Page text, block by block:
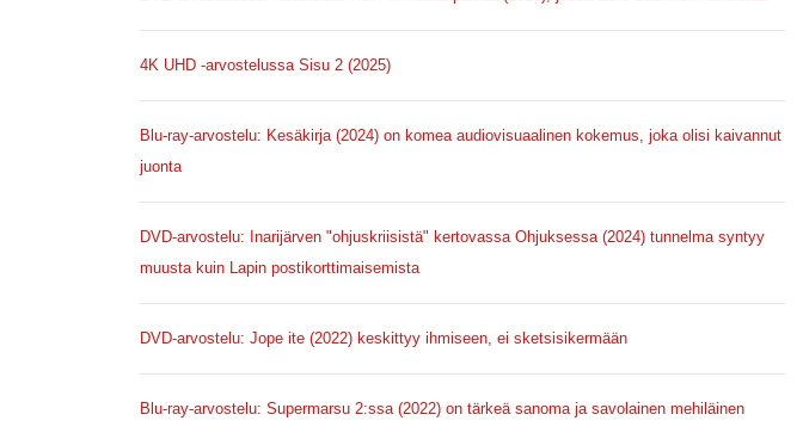
4K UHD -arvostelussa Sisu 2 (2025)
Blu-ray-arvostelu: Kesäkirja (2024) on komea audiovisuaalinen kokemus, joka olisi kaivannut
juonta
DVD-arvostelu: Inarijärven "ohjuskriisistä" kertovassa Ohjuksessa (2024) tunnelma syntyy
muusta kuin Lapin postikorttimaisemista
DVD-arvostelu: Jope ite (2022) keskittyy ihmiseen, ei sketsisikermään
Blu-ray-arvostelu: Supermarsu 2:ssa (2022) on tärkeä sanoma ja savolainen mehiläinen